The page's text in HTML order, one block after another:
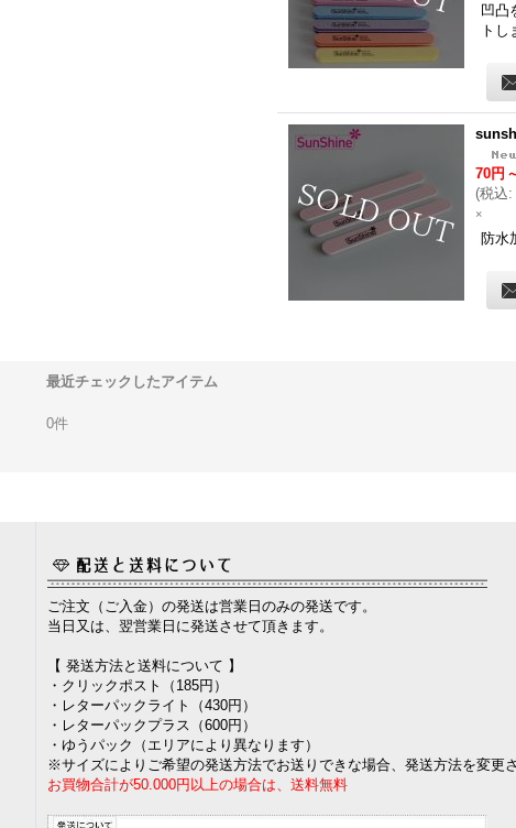
凹凸
トし
70円
(税込:
×
防水
最近チェックしたアイテム
0件
ご注文（ご入金）の発送は営業日のみの発送です。
当日又は、翌営業日に発送させて頂きます。
【 発送方法と送料について 】
・クリックポスト（185円）
・レターパックライト（430円）
・レターパックプラス（600円）
・ゆうパック（エリアにより異なります）
※サイズによりご希望の発送方法でお送りできな場合、発送方法を変更
お買物合計が50.000円以上の場合は、送料無料